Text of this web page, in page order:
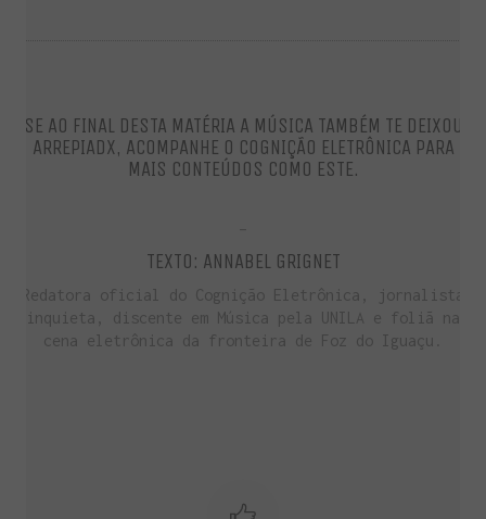
SE AO FINAL DESTA MATÉRIA A MÚSICA TAMBÉM TE DEIXOU
ARREPIADX, ACOMPANHE O COGNIÇÃO ELETRÔNICA PARA
MAIS CONTEÚDOS COMO ESTE.
TEXTO: ANNABEL GRIGNET
Redatora oficial do Cognição Eletrônica, jornalista
inquieta, discente em Música pela UNILA e foliã na
cena eletrônica da fronteira de Foz do Iguaçu.
ENTRE PARA O NOSSO MEMBERS CLUB